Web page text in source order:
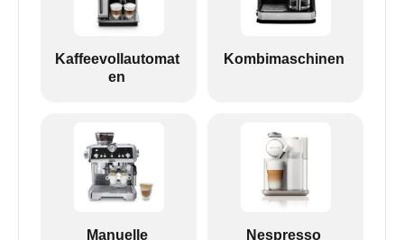
Kaffeevollautomat
en
Kombimaschinen
Manuelle
Nespresso